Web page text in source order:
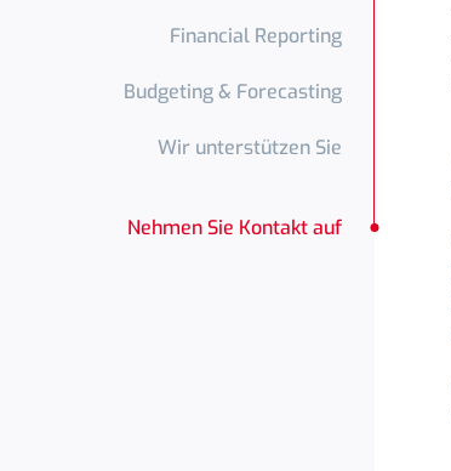
Financial Reporting
Budgeting & Forecasting
Wir unterstützen Sie
Nehmen Sie Kontakt auf